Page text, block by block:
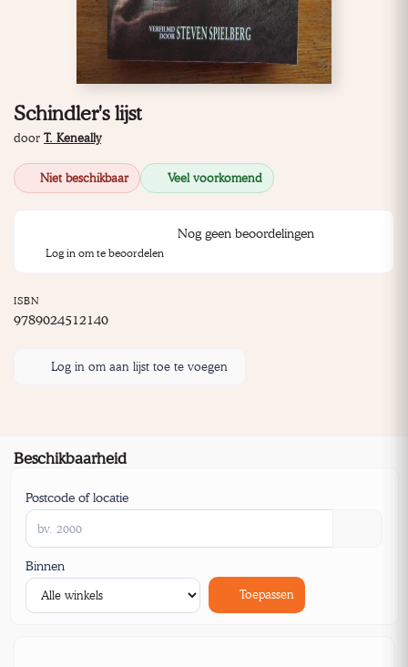
Schindler's lijst
door T. Keneally
Niet beschikbaar Veel voorkomend
Nog geen beoordelingen
Log in om te beoordelen
ISBN
9789024512140
Log in om aan lijst toe te voegen
Beschikbaarheid
Postcode of locatie
Binnen
Toepassen